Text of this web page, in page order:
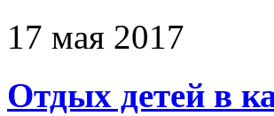
17 мая 2017
Отдых детей в